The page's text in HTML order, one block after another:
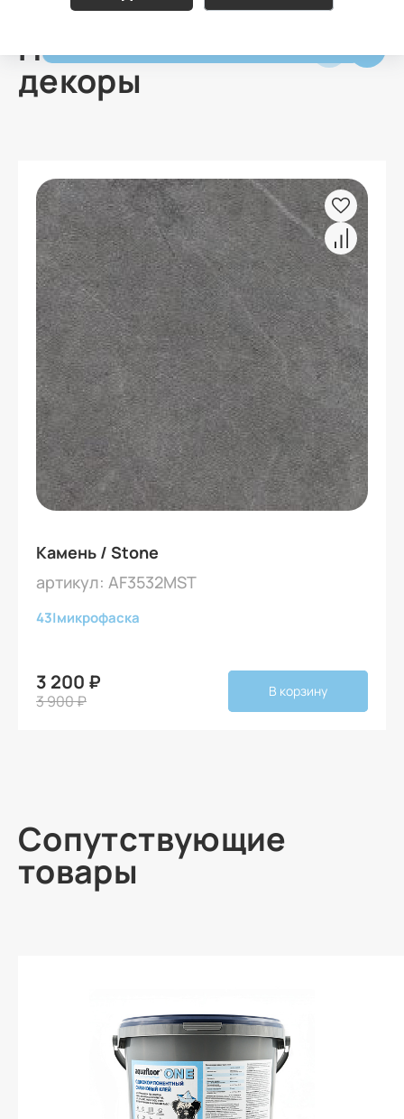
Похожие
декоры
Камень / Stone
артикул: AF3532MST
43|микрофаска
3 200 ₽
3 900 ₽
В корзину
Сопутствующие
товары